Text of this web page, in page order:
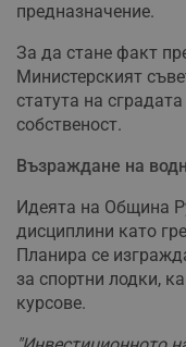
предназначение.
За да стане факт
Министерският
статута на
собственост.
Възраждане на
Идеята на Община
дисциплини като
Планира се
за спортни лодки,
курсове.